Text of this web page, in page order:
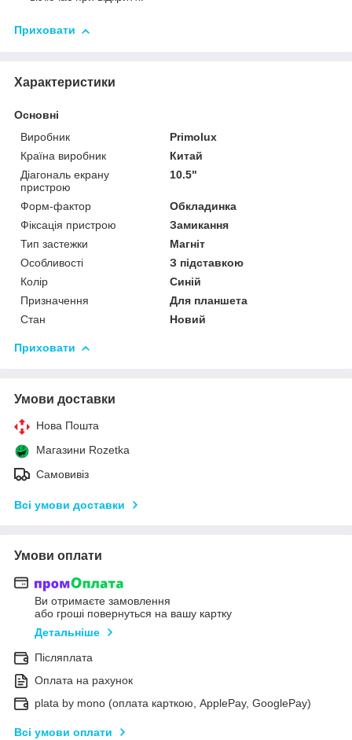
Приховати
Характеристики
Основні
Виробник
Primolux
Країна виробник
Китай
Діагональ екрану
пристрою
10.5"
Форм-фактор
Обкладинка
Фіксація пристрою
Замикання
Тип застежки
Магніт
Особливості
З підставкою
Колір
Синій
Призначення
Для планшета
Стан
Новий
Приховати
Умови доставки
Нова Пошта
Магазини Rozetka
Самовивіз
Всі умови доставки
Умови оплати
Ви отримаєте замовлення
або гроші повернуться на вашу картку
Детальніше
Післяплата
Оплата на рахунок
plata by mono (оплата карткою, ApplePay, GooglePay)
Всі умови оплати